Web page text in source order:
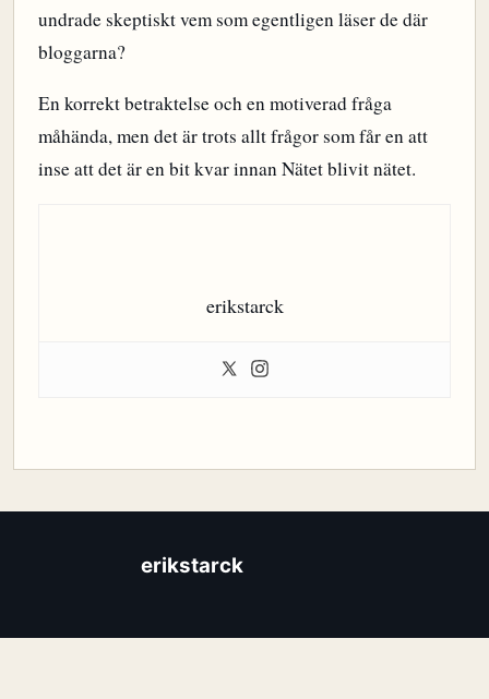
undrade skeptiskt vem som egentligen läser de där
bloggarna?
En korrekt betraktelse och en motiverad fråga
måhända, men det är trots allt frågor som får en att
inse att det är en bit kvar innan Nätet blivit nätet.
erikstarck
erikstarck